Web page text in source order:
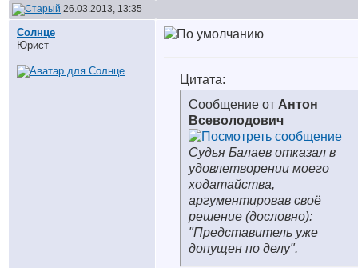
26.03.2013, 13:35
Солнце
Юрист
Цитата:
Сообщение от Антон
Всеволодович
Судья Балаев отказал в
удовлетворении моего
ходатайства,
аргументировав своё
решение (дословно):
"Представитель уже
допущен по делу".